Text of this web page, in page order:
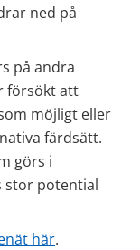
ned på
på andra
försökt att
möjligt eller
färdsätt.
görs i
stor potential
här.